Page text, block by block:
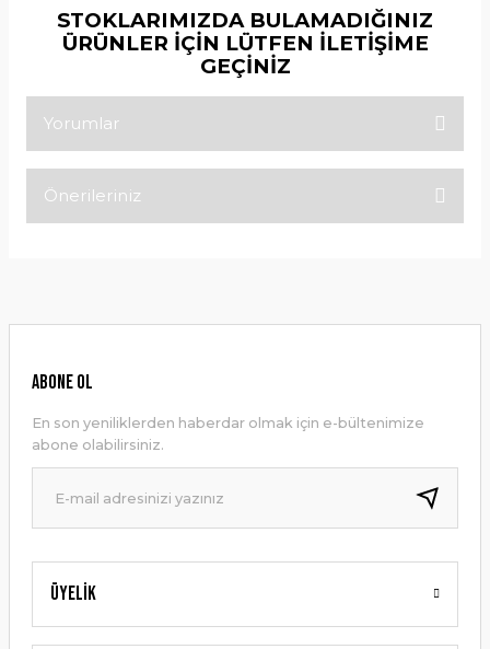
STOKLARIMIZDA BULAMADIĞINIZ
ÜRÜNLER İÇİN LÜTFEN İLETİŞİME
GEÇİNİZ
Yorumlar
Önerileriniz
Ürün resmi kalitesiz, bozuk veya görüntülenemiyor.
Ürün bilgilerinde hatalar bulunuyor.
Ürün fiyatı diğer sitelerden daha pahalı.
Bu ürüne benzer farklı alternatifler olmalı.
Gönder
Üyelik
ABONE OL
En son yeniliklerden haberdar olmak için e-bültenimize
abone olabilirsiniz.